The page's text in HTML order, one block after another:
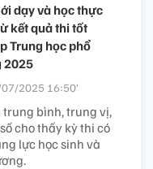
dạy và học thực
kết quả thi tốt
Trung học phổ
2025
2025 16:50’
trung bình, trung vị,
cho thấy kỳ thi có
lực học sinh và